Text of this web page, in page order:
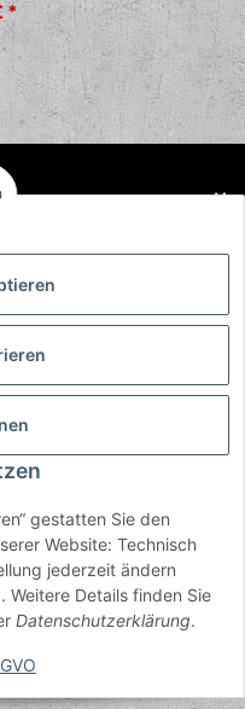
*
Bomb GmbH
Shop
gestatten Sie den
Website: Technisch
jederzeit ändern
Weitere Details finden Sie
Datenschutzerklärung.